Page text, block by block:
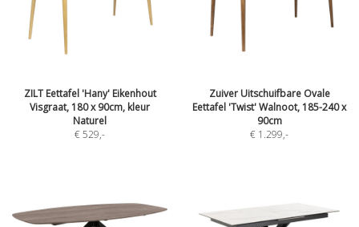
ZILT Eettafel 'Hany' Eikenhout
Visgraat, 180 x 90cm, kleur
Naturel
€ 529,-
Zuiver Uitschuifbare Ovale
Eettafel 'Twist' Walnoot, 185-240 x
90cm
€ 1.299,-